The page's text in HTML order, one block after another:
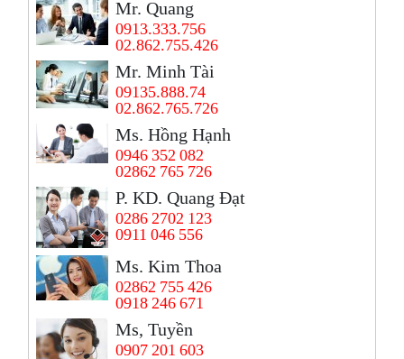
Mr. Quang
0913.333.756
02.862.755.426
Mr. Minh Tài
09135.888.74
02.862.765.726
Ms. Hồng Hạnh
0946 352 082
02862 765 726
P. KD. Quang Đạt
0286 2702 123
0911 046 556
Ms. Kim Thoa
02862 755 426
0918 246 671
Ms, Tuyền
0907 201 603